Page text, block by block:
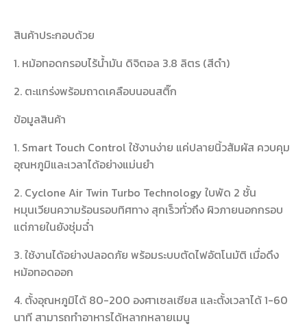
สินค้าประกอบด้วย
1. หม้อทอดกรอบไร้น้ำมัน ดิจิตอล 3.8 ลิตร (สีดำ)
2. ตะแกร่งพร้อมถาดเคลือบนอนสติ๊ก
ข้อมูลสินค้า
1. Smart Touch Control ใช้งานง่าย แค่ปลายนิ้วสัมผัส ควบคุม
อุณหภูมิและเวลาได้อย่างแม่นยำ
2. Cyclone Air Twin Turbo Technology ใบพัด 2 ชั้น
หมุนเวียนความร้อนรอบทิศทาง สุกเร็วทั่วถึง ผิวภายนอกกรอบ
แต่ภายในยังชุ่มฉ่ำ
3. ใช้งานได้อย่างปลอดภัย พร้อมระบบตัดไฟอัตโนมัติ เมื่อดึง
หม้อทอดออก
4. ตั้งอุณหภูมิได้ 80-200 องศาเซลเซียส และตั้งเวลาได้ 1-60
นาที สามารถทำอาหารได้หลากหลายเมนู